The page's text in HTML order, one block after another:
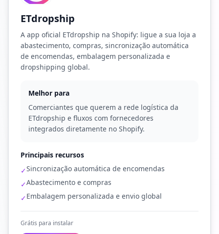
ETdropship
A app oficial ETdropship na Shopify: ligue a sua loja a
abastecimento, compras, sincronização automática
de encomendas, embalagem personalizada e
dropshipping global.
Melhor para
Comerciantes que querem a rede logística da
ETdropship e fluxos com fornecedores
integrados diretamente no Shopify.
Principais recursos
✓Sincronização automática de encomendas
✓Abastecimento e compras
✓Embalagem personalizada e envio global
Grátis para instalar